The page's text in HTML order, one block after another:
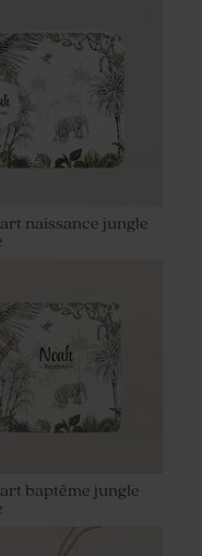
naissance jungle
baptême jungle